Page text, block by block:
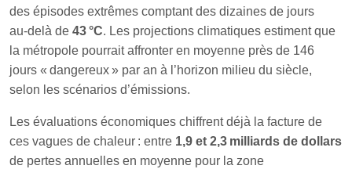
des épisodes extrêmes comptant des dizaines de jours
au‑delà de 43 °C. Les projections climatiques estiment que
la métropole pourrait affronter en moyenne près de 146
jours « dangereux » par an à l’horizon milieu du siècle,
selon les scénarios d’émissions.
Les évaluations économiques chiffrent déjà la facture de
ces vagues de chaleur : entre 1,9 et 2,3 milliards de dollars
de pertes annuelles en moyenne pour la zone